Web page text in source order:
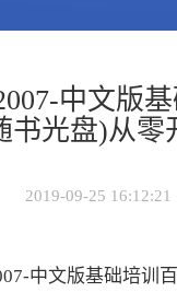
中文版
书光盘)从零
2019-09-25 16:12:21
中文版基础培训